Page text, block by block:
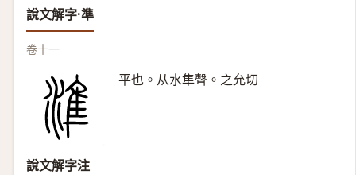
說文解字·準
卷十一
平也。从水隼聲。之允切
說文解字注